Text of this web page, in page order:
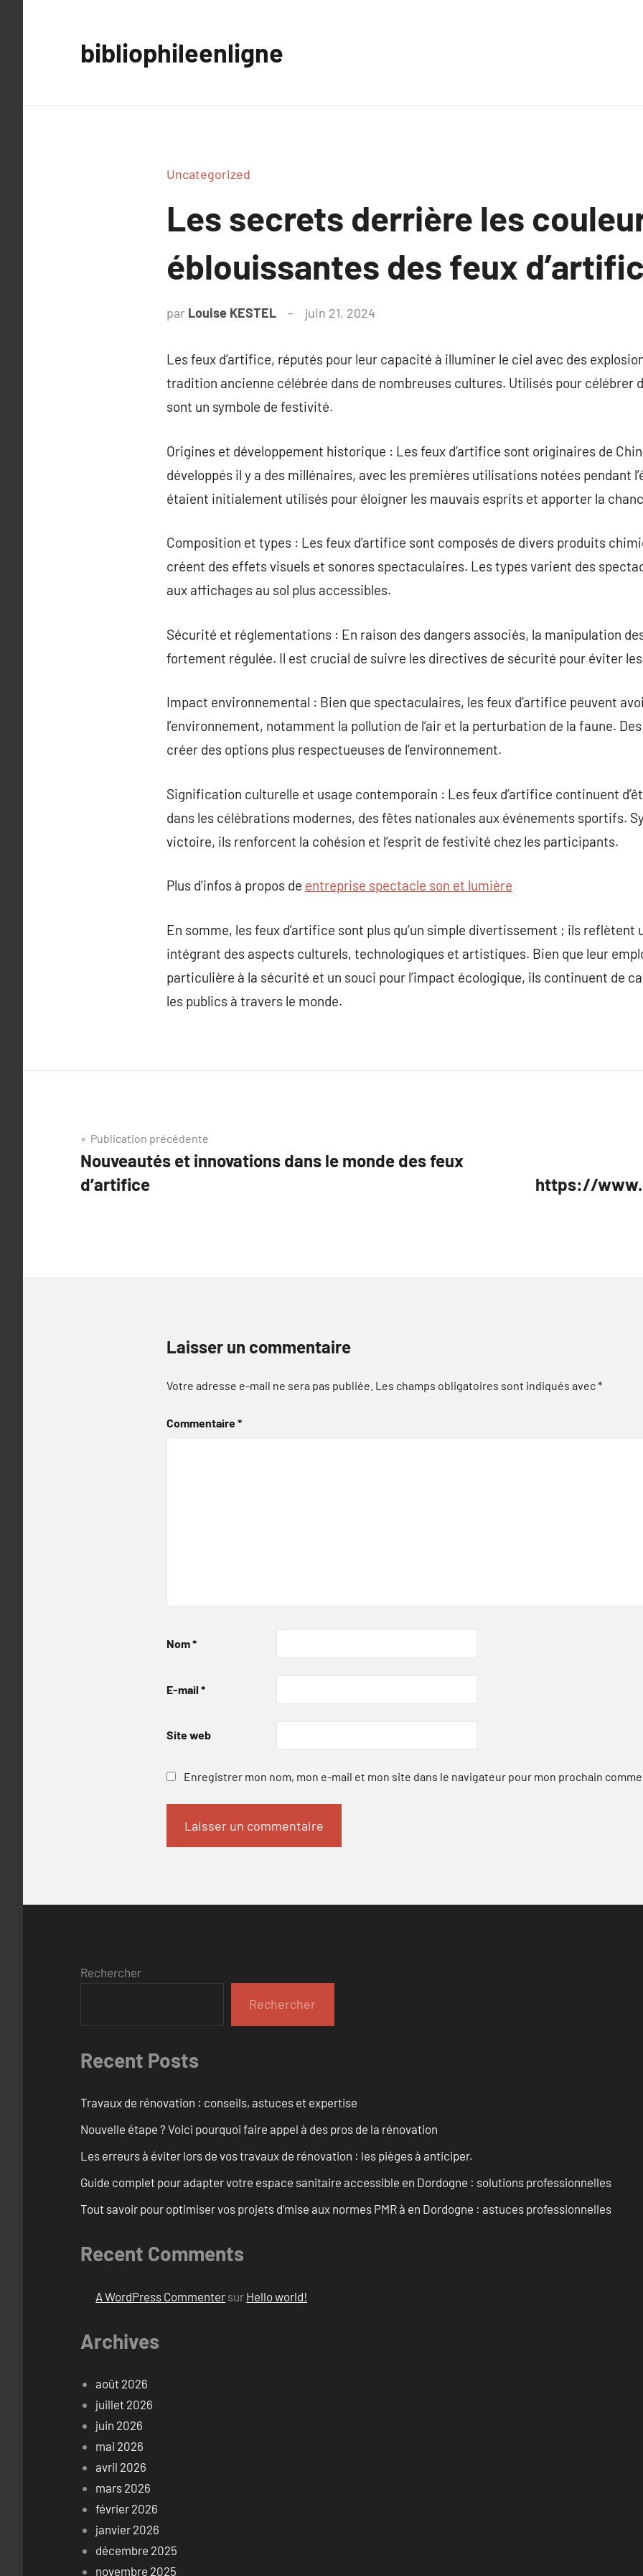
bibliophileenligne
Uncategorized
Les secrets derrière les
éblouissantes des feux
par Louise KESTEL juin 21, 2024
Les feux d’artifice, réputés pour leur capacité à illuminer le ciel avec des
tradition ancienne célébrée dans de nombreuses cultures. Utilisés pour célébrer
sont un symbole de festivité.
Origines et développement historique : Les feux d’artifice sont originaires de
développés il y a des millénaires, avec les premières utilisations notées pendant
étaient initialement utilisés pour éloigner les mauvais esprits et apporter la
Composition et types : Les feux d’artifice sont composés de divers produits
créent des effets visuels et sonores spectaculaires. Les types varient des
aux affichages au sol plus accessibles.
Sécurité et réglementations : En raison des dangers associés, la manipulation
fortement régulée. Il est crucial de suivre les directives de sécurité pour éviter
Impact environnemental : Bien que spectaculaires, les feux d’artifice peuvent
l’environnement, notamment la pollution de l’air et la perturbation de la faune.
créer des options plus respectueuses de l’environnement.
Signification culturelle et usage contemporain : Les feux d’artifice continuent
dans les célébrations modernes, des fêtes nationales aux événements sportifs.
victoire, ils renforcent la cohésion et l’esprit de festivité chez les participants.
Plus d’infos à propos de entreprise spectacle son et lumière
En somme, les feux d’artifice sont plus qu’un simple divertissement ; ils
intégrant des aspects culturels, technologiques et artistiques. Bien que leur
particulière à la sécurité et un souci pour l’impact écologique, ils continuent de
les publics à travers le monde.
Navigation
de
l’article
Publication précédente
Nouveautés et innovations dans le monde des feux
d’artifice
https://
Laisser un commentaire
Votre adresse e-mail ne sera pas publiée. Les champs obligatoires sont indiqués avec*
Commentaire*
Nom*
E-mail *
Site web
Enregistrer mon nom, mon e-mail et mon site dans le navigateur pour mon prochain
Rechercher
Rechercher
Recent Posts
Travaux de rénovation : conseils, astuces et expertise
Nouvelle étape ? Voici pourquoi faire appel à des pros de la rénovation
Les erreurs à éviter lors de vos travaux de rénovation : les pièges à anticiper.
Guide complet pour adapter votre espace sanitaire accessible en Dordogne : solutions professionnelles
Tout savoir pour optimiser vos projets d’mise aux normes PMR à en Dordogne : astuces professionnelles
Recent Comments
A WordPress Commenter sur Hello world!
Archives
août 2026
juillet 2026
juin 2026
mai 2026
avril 2026
mars 2026
février 2026
janvier 2026
décembre 2025
novembre 2025